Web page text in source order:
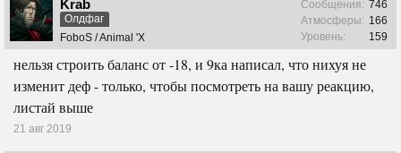
Krab
Олдфаг
FoboS / Animal 'X
Сообщения: 746
Атмосферы: 166
Уровень:
159
нельзя строить баланс от -18, и 9ка написал, что нихуя не
изменит деф - только, чтобы посмотреть на вашу реакцию,
листай выше
21 авг 2019